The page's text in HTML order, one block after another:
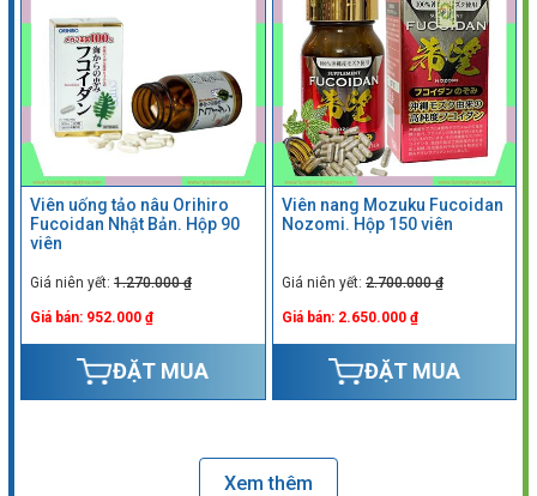
Viên uống tảo nâu Orihiro
Fucoidan Nhật Bản. Hộp 90
viên
Giá niên yết: 1.270.000 ₫
Giá bán: 952.000 ₫
ĐẶT MUA
Viên nang Mozuku Fucoidan
Nozomi. Hộp 150 viên
Giá niên yết: 2.700.000 ₫
Giá bán: 2.650.000 ₫
ĐẶT MUA
Xem thêm